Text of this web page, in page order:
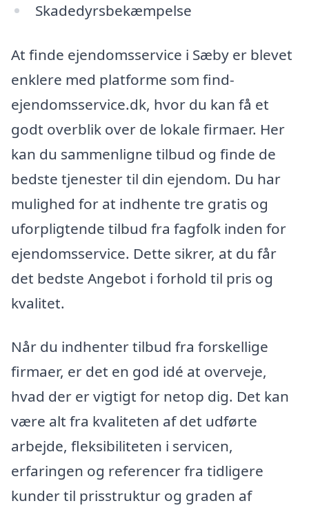
Skadedyrsbekæmpelse
At finde ejendomsservice i Sæby er blevet
enklere med platforme som find-
ejendomsservice.dk, hvor du kan få et
godt overblik over de lokale firmaer. Her
kan du sammenligne tilbud og finde de
bedste tjenester til din ejendom. Du har
mulighed for at indhente tre gratis og
uforpligtende tilbud fra fagfolk inden for
ejendomsservice. Dette sikrer, at du får
det bedste Angebot i forhold til pris og
kvalitet.
Når du indhenter tilbud fra forskellige
firmaer, er det en god idé at overveje,
hvad der er vigtigt for netop dig. Det kan
være alt fra kvaliteten af det udførte
arbejde, fleksibiliteten i servicen,
erfaringen og referencer fra tidligere
kunder til prisstruktur og graden af